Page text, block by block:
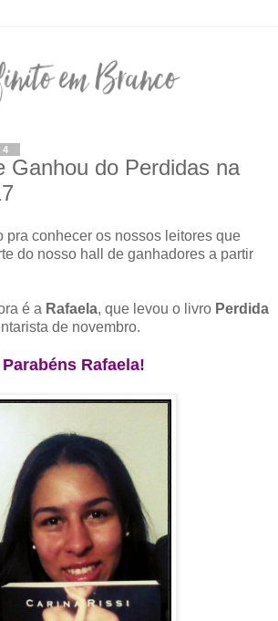
Ganhou do Perdidas na
pra conhecer os nossos leitores que
do nosso hall de ganhadores a partir
é a Rafaela, que levou o livro Perdida
de novembro.
Parabéns Rafaela!